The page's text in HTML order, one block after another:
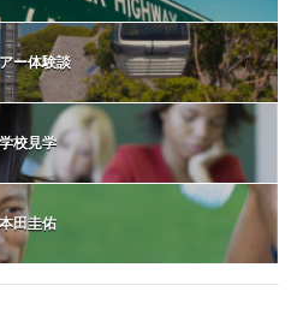
ー体験談
学校見学
田圭佑